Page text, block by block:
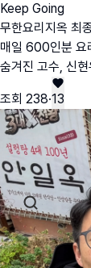
Keep Going
무한요리지옥 최
매일 600인분 요
숨겨진 고수, 신
조회 238·13